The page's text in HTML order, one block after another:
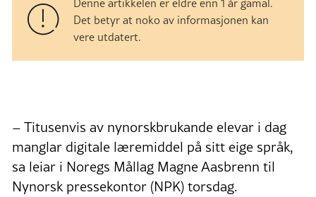
Det betyr at noko av informasjonen kan
vere utdatert.
– Titusenvis av nynorskbrukande elevar i dag
manglar digitale læremiddel på sitt eige språk,
sa leiar i Noregs Mållag Magne Aasbrenn til
Nynorsk pressekontor (NPK) torsdag.